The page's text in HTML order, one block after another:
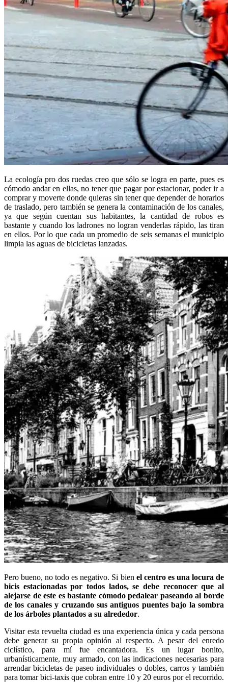
La ecología pro dos ruedas creo que sólo se logra en parte, pues es
cómodo andar en ellas, no tener que pagar por estacionar, poder ir a
comprar y moverte donde quieras sin tener que depender de horarios
de traslado, pero también se genera la contaminación de los canales,
ya que según cuentan sus habitantes, la cantidad de robos es
bastante y cuando los ladrones no logran venderlas rápido, las tiran
en ellos. Por lo que cada un promedio de seis semanas el municipio
limpia las aguas de bicicletas lanzadas.
Pero bueno, no todo es negativo. Si bien el centro es una locura de
bicis estacionadas por todos lados, se debe reconocer que al
alejarse de este es bastante cómodo pedalear paseando al borde
de los canales y cruzando sus antiguos puentes bajo la sombra
de los árboles plantados a su alrededor.
Visitar esta revuelta ciudad es una experiencia única y cada persona
debe generar su propia opinión al respecto. A pesar del enredo
ciclístico, para mí fue encantadora. Es un lugar bonito,
urbanísticamente, muy armado, con las indicaciones necesarias para
arrendar bicicletas de paseo individuales o dobles, carros y también
para tomar bici-taxis que cobran entre 10 y 20 euros por el recorrido.